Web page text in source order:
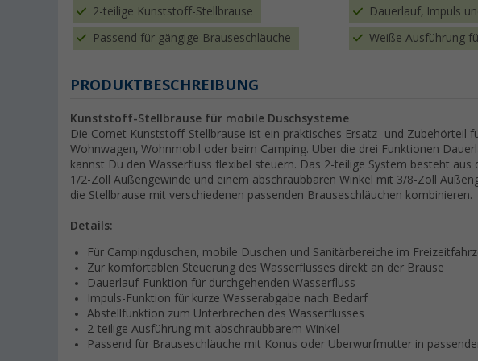
2-teilige Kunststoff-Stellbrause Dauerlauf, Impuls
Passend für gängige Brauseschläuche Weiße Ausführung
PRODUKTBESCHREIBUNG
Kunststoff-Stellbrause für mobile Duschsysteme
Die Comet Kunststoff-Stellbrause ist ein praktisches Ersatz- und Zubehörteil
Wohnwagen, Wohnmobil oder beim Camping. Über die drei Funktionen
kannst Du den Wasserfluss flexibel steuern. Das 2-teilige System besteht
1/2-Zoll Außengewinde und einem abschraubbaren Winkel mit 3/8-Zoll
die Stellbrause mit verschiedenen passenden Brauseschläuchen kombinieren.
Details:
Für Campingduschen, mobile Duschen und Sanitärbereiche im
Zur komfortablen Steuerung des Wasserflusses direkt an der Brause
Dauerlauf-Funktion für durchgehenden Wasserfluss
Impuls-Funktion für kurze Wasserabgabe nach Bedarf
Abstellfunktion zum Unterbrechen des Wasserflusses
2-teilige Ausführung mit abschraubbarem Winkel
Passend für Brauseschläuche mit Konus oder Überwurfmutter in